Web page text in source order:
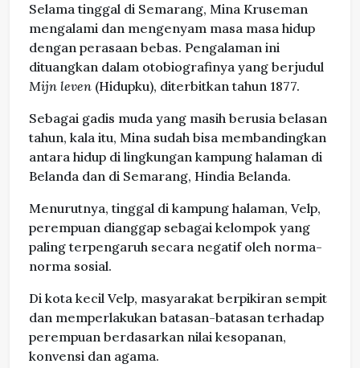
Selama tinggal di Semarang, Mina Kruseman
mengalami dan mengenyam masa masa hidup
dengan perasaan bebas. Pengalaman ini
dituangkan dalam otobiografinya yang berjudul
Mijn leven (Hidupku), diterbitkan tahun 1877.
Sebagai gadis muda yang masih berusia belasan
tahun, kala itu, Mina sudah bisa membandingkan
antara hidup di lingkungan kampung halaman di
Belanda dan di Semarang, Hindia Belanda.
Menurutnya, tinggal di kampung halaman, Velp,
perempuan dianggap sebagai kelompok yang
paling terpengaruh secara negatif oleh norma-
norma sosial.
Di kota kecil Velp, masyarakat berpikiran sempit
dan memperlakukan batasan-batasan terhadap
perempuan berdasarkan nilai kesopanan,
konvensi dan agama.